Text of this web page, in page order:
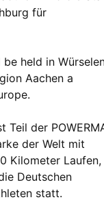
für
held in
Aachen a
Teil der
der Welt mit
Kilometer
Deutschen
statt.